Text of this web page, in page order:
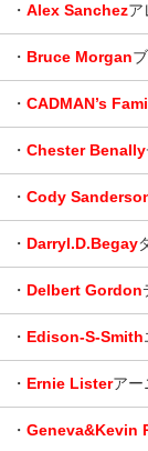
・ Alex Sanchezア
・ Bruce Morgan
・ CADMAN’s
・ Chester Benally
・ Cody
・ Darryl.D.Begay
・ Delbert Gordon
・ Edison-S-Smith
・ Ernie Listerアー
・ Geneva&Kevin